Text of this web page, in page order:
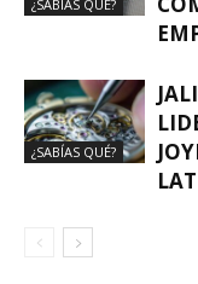
¿SABÍAS QUÉ?
¿SABÍAS QUÉ?